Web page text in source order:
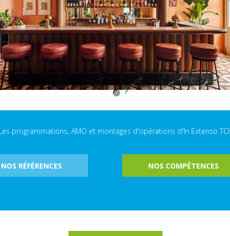
programmations, AMO et montages d'opérations d'In Extenso
NOS RÉFÉRENCES NOS COMPÉTENCES